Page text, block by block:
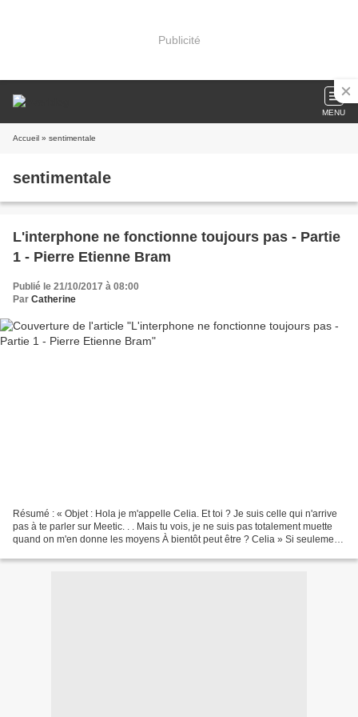
Publicité
MENU
Accueil » sentimentale
sentimentale
L'interphone ne fonctionne toujours pas - Partie
1 - Pierre Etienne Bram
Publié le 21/10/2017 à 08:00
Par Catherine
Résumé : « Objet : Hola je m'appelle Celia. Et toi ? Je suis celle qui n'arrive
pas à te parler sur Meetic. . . Mais tu vois, je ne suis pas totalement muette
quand on m'en donne les moyens À bientôt peut être ? Celia » Si seulement